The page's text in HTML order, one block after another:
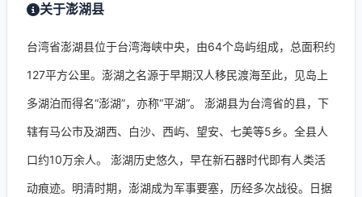
关于澎湖县
台湾省澎湖县位于台湾海峡中央，由64个岛屿组成，总面积约
127平方公里。澎湖之名源于早期汉人移民渡海至此，见岛上
多湖泊而得名“澎湖”，亦称“平湖”。 澎湖县为台湾省的县，下
辖有马公市及湖西、白沙、西屿、望安、七美等5乡。全县人
口约10万余人。 澎湖历史悠久，早在新石器时代即有人类活
动痕迹。明清时期，澎湖成为军事要塞，历经多次战役。日据